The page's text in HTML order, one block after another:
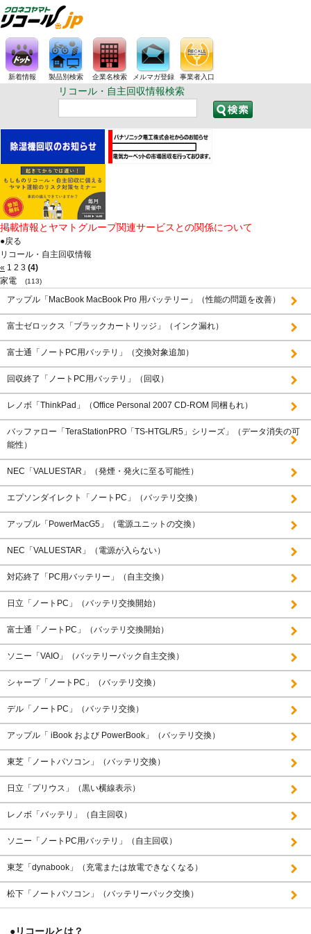
新着情報 製品別検索 企業名検索 メルマガ登録 事業者入口
リコール・自主回収情報検索
掲載情報とヤマトグループ関連サービスとの関係について
●戻る
リコール・自主回収情報
« 1 2 3 (4)
家電
(113)
アップル「MacBook MacBook Pro 用バッテリー」（性能の問題を改善）
富士ゼロックス「ブラックカートリッジ」（インク漏れ）
富士通「ノートPC用バッテリ」（交換対象追加）
回収終了「ノートPC用バッテリ」（回収）
レノボ「ThinkPad」（Office Personal 2007 CD-ROM 同梱もれ）
バッファロー「TeraStationPRO「TS-HTGL/R5」シリーズ」（データ消失の可
能性）
NEC「VALUESTAR」（発煙・発火に至る可能性）
エプソンダイレクト「ノートPC」（バッテリ交換）
アップル「PowerMacG5」（電源ユニットの交換）
NEC「VALUESTAR」（電源が入らない）
対応終了「PC用バッテリー」（自主交換）
日立「ノートPC」（バッテリ交換開始）
富士通「ノートPC」（バッテリ交換開始）
ソニー「VAIO」（バッテリーパック自主交換）
シャープ「ノートPC」（バッテリ交換）
デル「ノートPC」（バッテリ交換）
アップル「 iBook および PowerBook」（バッテリ交換）
東芝「ノートパソコン」（バッテリ交換）
日立「プリウス」（黒い横線表示）
レノボ「バッテリ」（自主回収）
ソニー「ノートPC用バッテリ」（自主回収）
東芝「dynabook」（充電または放電できなくなる）
松下「ノートパソコン」（バッテリーパック交換）
●リコールとは？